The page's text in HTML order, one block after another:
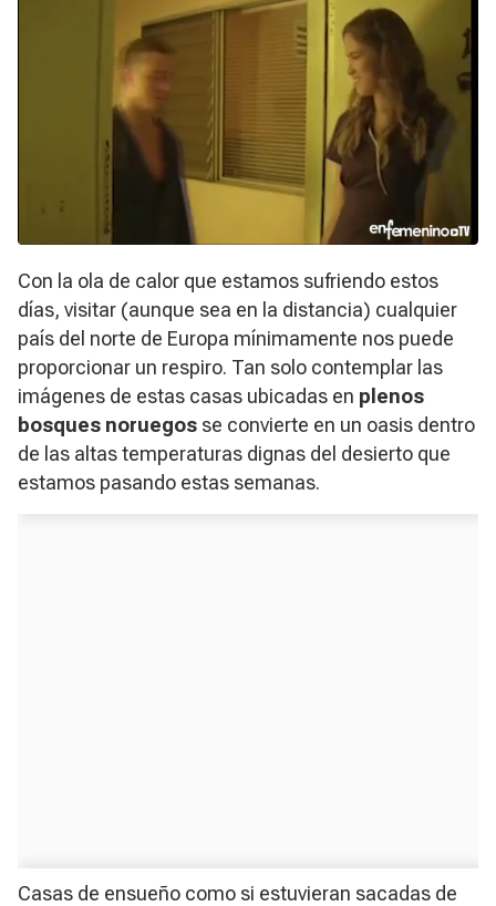
Con la ola de calor que estamos sufriendo estos
días, visitar (aunque sea en la distancia) cualquier
país del norte de Europa mínimamente nos puede
proporcionar un respiro. Tan solo contemplar las
imágenes de estas casas ubicadas en plenos
bosques noruegos se convierte en un oasis dentro
de las altas temperaturas dignas del desierto que
estamos pasando estas semanas.
Casas de ensueño como si estuvieran sacadas de